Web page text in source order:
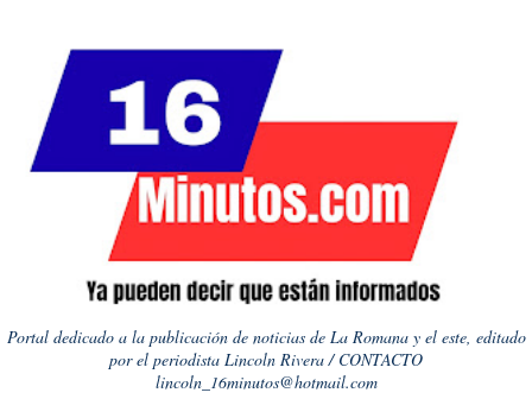
Portal dedicado a la publicación de noticias de La Romana y el este, editado
por el periodista Lincoln Rivera / CONTACTO
lincoln_16minutos@hotmail.com